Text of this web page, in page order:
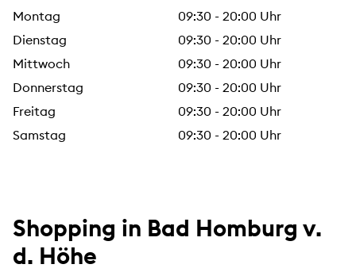
Montag
09:30 - 20:00 Uhr
Dienstag
09:30 - 20:00 Uhr
Mittwoch
09:30 - 20:00 Uhr
Donnerstag
09:30 - 20:00 Uhr
Freitag
09:30 - 20:00 Uhr
Samstag
09:30 - 20:00 Uhr
Shopping in Bad Homburg v.
d. Höhe